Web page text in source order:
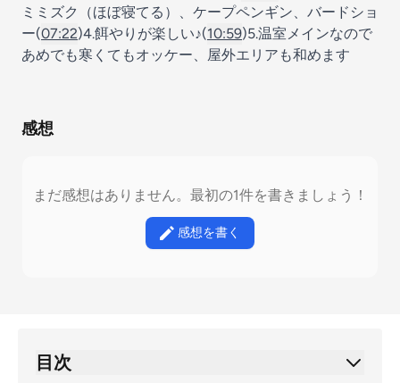
ミミズク（ほぼ寝てる）、ケープペンギン、バードショ
ー(07:22)4.餌やりが楽しい♪(10:59)5.温室メインなので
あめでも寒くてもオッケー、屋外エリアも和めます
感想
まだ感想はありません。最初の1件を書きましょう！
感想を書く
目次